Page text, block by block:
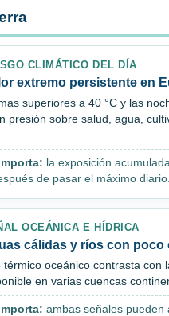
CLIMÁTICO DEL DÍA
extremo persistente en
superiores a 40 °C y las
presión sobre salud, agua,
la exposición
de pasar el máximo diario.
OCEÁNICA E HÍDRICA
cálidas y ríos con poco
térmico oceánico contrasta con
en varias cuencas
ambas señales pueden